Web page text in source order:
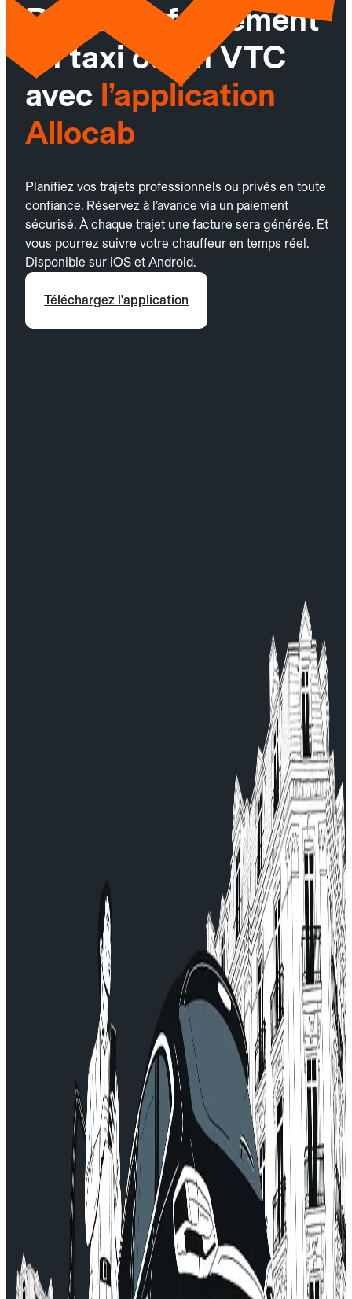
Réservez facilement
un taxi ou un VTC
avec l’application
Allocab
Planifiez vos trajets professionnels ou privés en toute
confiance. Réservez à l’avance via un paiement
sécurisé. À chaque trajet une facture sera générée. Et
vous pourrez suivre votre chauffeur en temps réel.
Disponible sur iOS et Android.
Téléchargez l'application